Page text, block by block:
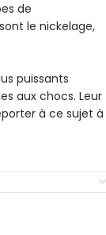
de
le nickelage,
puissants
aux chocs. Leur
à ce sujet à